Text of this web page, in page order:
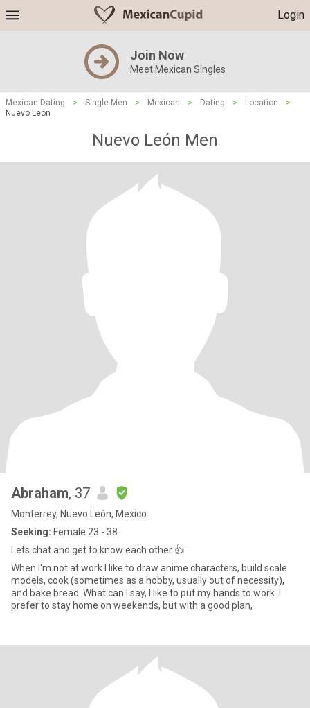
Login
Join Now
Meet Mexican Singles
Mexican Dating > Single Men > Mexican > Dating > Location
>
Nuevo León
Nuevo León Men
Abraham, 37
Monterrey, Nuevo León, Mexico
Seeking: Female 23 - 38
Lets chat and get to know each other 👍
When I'm not at work I like to draw anime characters, build scale
models, cook (sometimes as a hobby, usually out of necessity),
and bake bread. What can I say, I like to put my hands to work. I
prefer to stay home on weekends, but with a good plan,